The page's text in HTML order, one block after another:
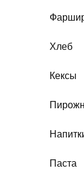
Хлеб
Кексы
Паста